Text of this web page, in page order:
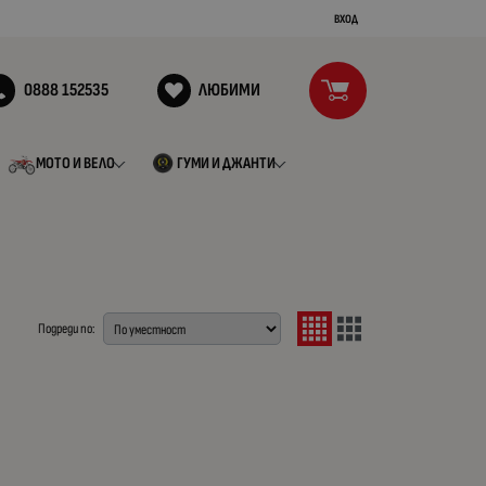
ВХОД
0888 152535 ЛЮБИМИ
МОТО И ВЕЛО ГУМИ И ДЖАНТИ
Подреди по: